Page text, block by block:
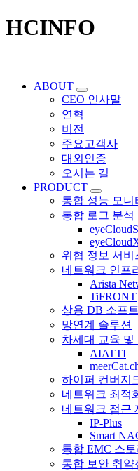
HCINFO
ABOUT
CEO 인사말
연혁
비전
주요고객사
대외인증
오시는 길
PRODUCT
통합 성능 모니
통합 로그 분석
위협 정보 서비
네트워크 인프
Arista
TiFRONT
상용 DB 소프
망연계 솔루션
차세대 교육 및
AIATTI
하이퍼 컨버지
네트워크 최적
네트워크 접근
IP-Plus
Smart
통합 EMC 스
통합 보안 취약